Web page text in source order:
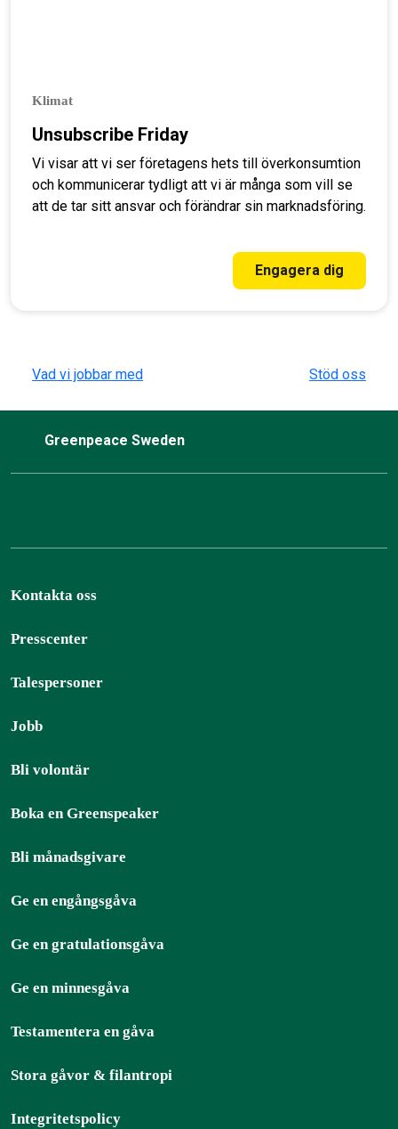
Klimat
Unsubscribe Friday
Vi visar att vi ser företagens hets till överkonsumtion
och kommunicerar tydligt att vi är många som vill se
att de tar sitt ansvar och förändrar sin marknadsföring.
Engagera dig
Vad vi jobbar med Stöd oss
Greenpeace Sweden
Kontakta oss
Presscenter
Talespersoner
Jobb
Bli volontär
Boka en Greenspeaker
Bli månadsgivare
Ge en engångsgåva
Ge en gratulationsgåva
Ge en minnesgåva
Testamentera en gåva
Stora gåvor & filantropi
Integritetspolicy